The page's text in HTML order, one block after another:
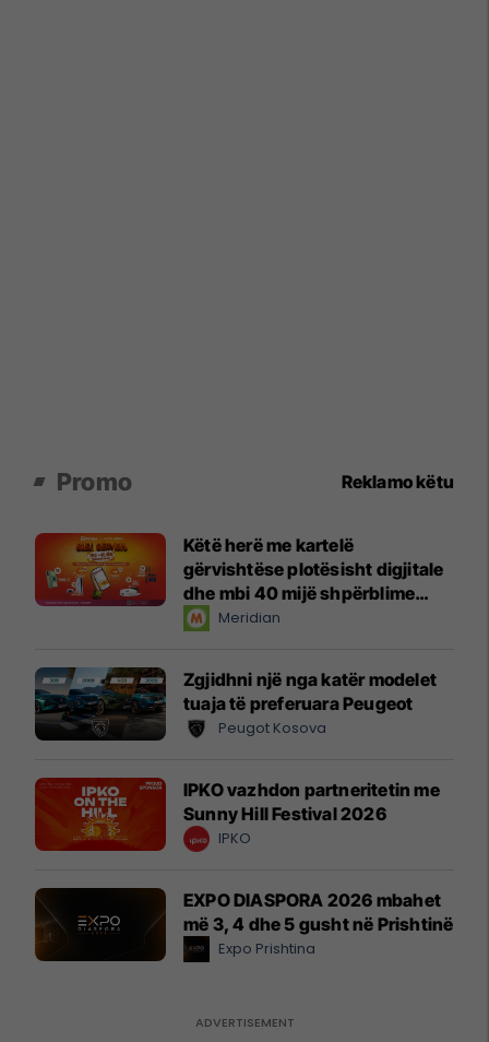
Promo Reklamo këtu
Këtë herë me kartelë
gërvishtëse plotësisht digjitale
dhe mbi 40 mijë shpërblime
instant!Meridian
Zgjidhni një nga katër modelet
tuaja të preferuara Peugeot
Peugot Kosova
IPKO vazhdon partneritetin me
Sunny Hill Festival 2026
IPKO
EXPO DIASPORA 2026 mbahet
më 3, 4 dhe 5 gusht në Prishtinë
Expo Prishtina